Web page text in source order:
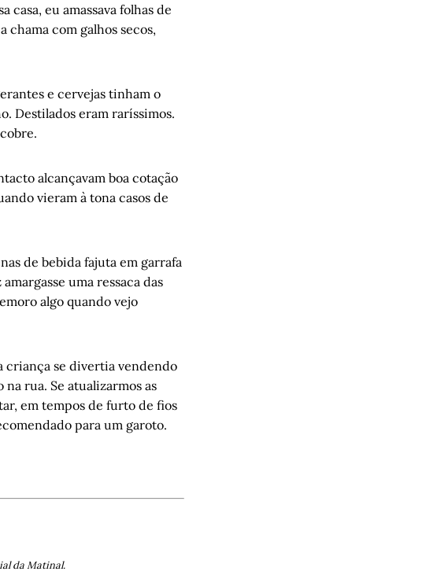
casa, eu amassava folhas de
chama com galhos secos,
e cervejas tinham o
Destilados eram raríssimos.
alcançavam boa cotação
vieram à tona casos de
de bebida fajuta em garrafa
uma ressaca das
algo quando vejo
criança se divertia vendendo
na rua. Se atualizarmos as
em tempos de furto de fios
para um garoto.
da Matinal.